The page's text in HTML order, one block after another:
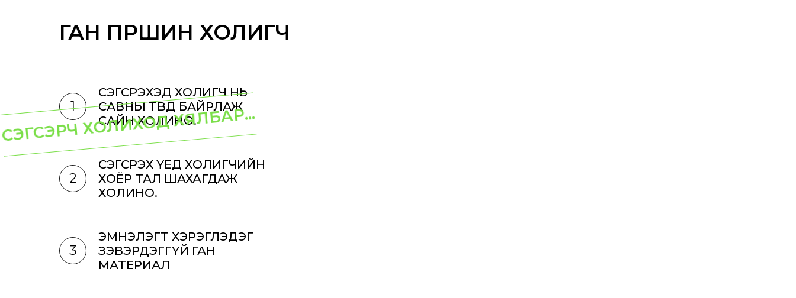
ГАН ПҮРШИН ХОЛИГЧ
1
СЭГСРЭХЭД ХОЛИГЧ НЬ
САВНЫ ТӨВД БАЙРЛАЖ
САЙН ХОЛИНО.
2
СЭГСРЭХ ҮЕД ХОЛИГЧИЙН
ХОЁР ТАЛ ШАХАГДАЖ
ХОЛИНО.
3
ЭМНЭЛЭГТ ХЭРЭГЛЭДЭГ
ЗЭВЭРДЭГГҮЙ ГАН
МАТЕРИАЛ
СЭГСЭРЧ ХОЛИХОД ХЯЛБАР...